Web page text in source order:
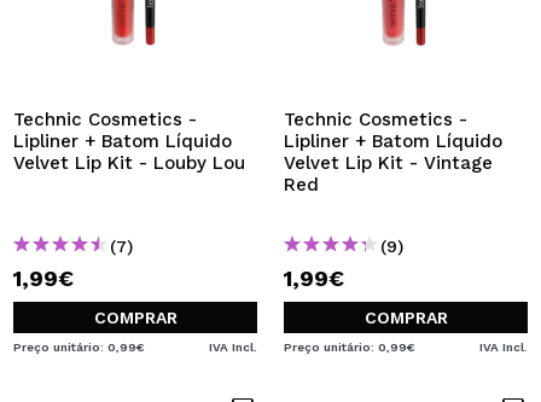
Technic Cosmetics -
Lipliner + Batom Líquido
Velvet Lip Kit - Louby Lou
(7)
1,99€
COMPRAR
Preço unitário: 0,99€ IVA Incl.
Technic Cosmetics -
Lipliner + Batom Líquido
Velvet Lip Kit - Vintage
Red
(9)
1,99€
COMPRAR
Preço unitário: 0,99€ IVA Incl.